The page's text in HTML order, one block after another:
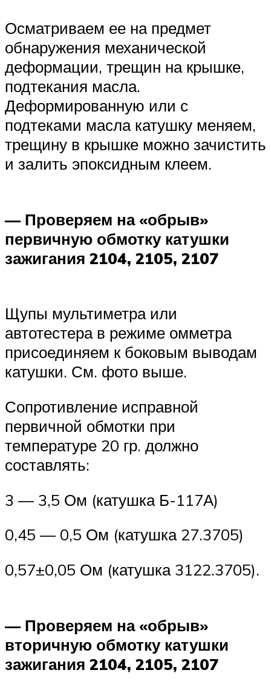
Осматриваем ее на предмет
обнаружения механической
деформации, трещин на крышке,
подтекания масла.
Деформированную или с
подтеками масла катушку меняем,
трещину в крышке можно зачистить
и залить эпоксидным клеем.
— Проверяем на «обрыв»
первичную обмотку катушки
зажигания 2104, 2105, 2107
Щупы мультиметра или
автотестера в режиме омметра
присоединяем к боковым выводам
катушки. См. фото выше.
Сопротивление исправной
первичной обмотки при
температуре 20 гр. должно
составлять:
3 — 3,5 Ом (катушка Б-117А)
0,45 — 0,5 Ом (катушка 27.3705)
0,57±0,05 Ом (катушка 3122.3705).
— Проверяем на «обрыв»
вторичную обмотку катушки
зажигания 2104, 2105, 2107